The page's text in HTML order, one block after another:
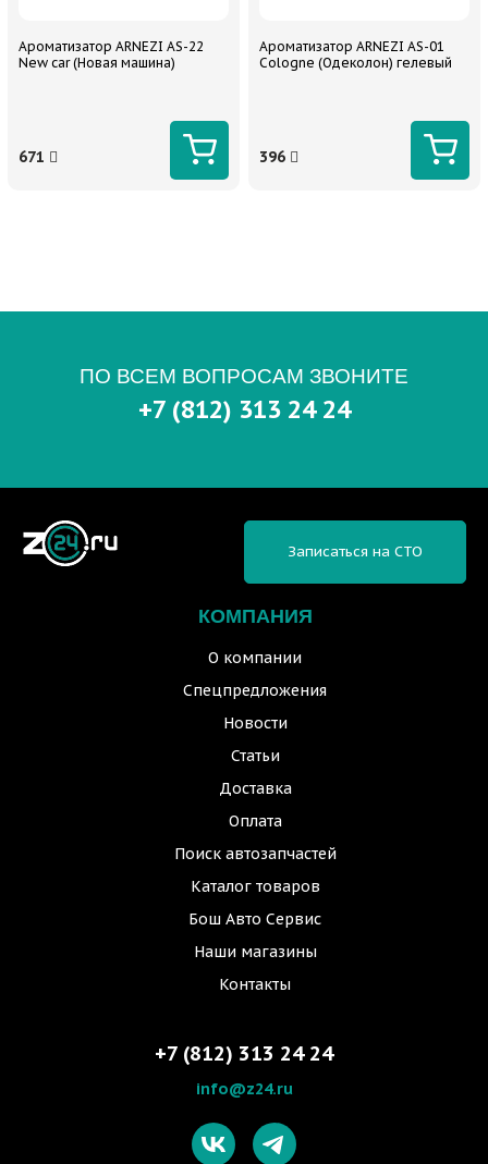
Ароматизатор ARNEZI AS-22
New car (Новая машина)
671
Ароматизатор ARNEZI AS-01
Cologne (Одеколон) гелевый
396
ПО ВСЕМ ВОПРОСАМ ЗВОНИТЕ
+7 (812) 313 24 24
КОМПАНИЯ
О компании
Спецпредложения
Новости
Статьи
Доставка
Оплата
Поиск автозапчастей
Каталог товаров
Бош Авто Сервис
Наши магазины
Контакты
Записаться на СТО
+7 (812) 313 24 24
info@z24.ru